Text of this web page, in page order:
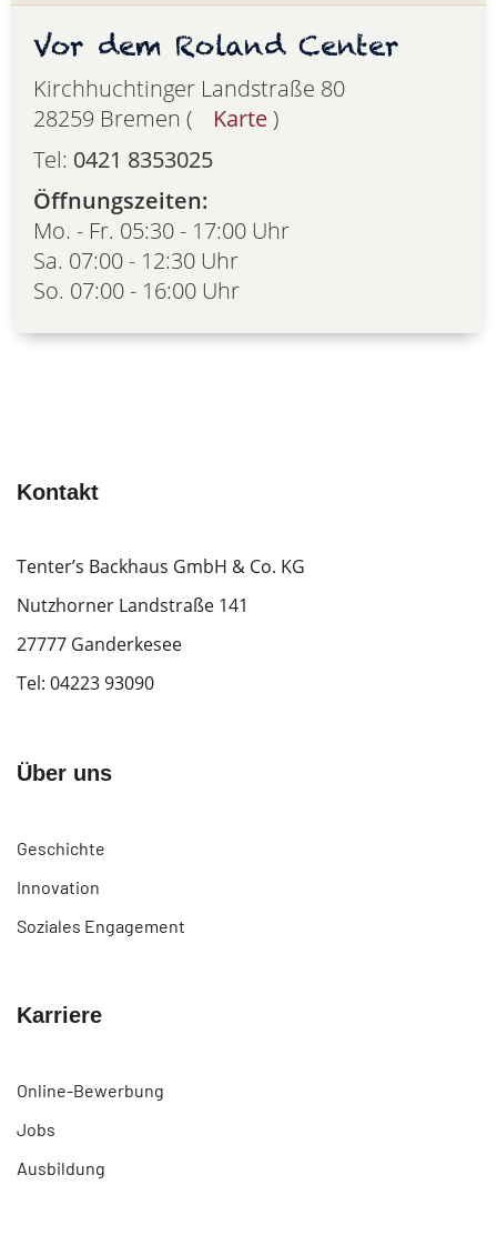
Vor dem Roland Center
Kirchhuchtinger Landstraße 80
28259 Bremen (
Karte )
Tel: 0421 8353025
Öffnungszeiten:
Mo. - Fr. 05:30 - 17:00 Uhr
Sa. 07:00 - 12:30 Uhr
So. 07:00 - 16:00 Uhr
Kontakt
Tenter’s Backhaus GmbH & Co. KG
Nutzhorner Landstraße 141
27777 Ganderkesee
Tel: 04223 93090
Über uns
Geschichte
Innovation
Soziales Engagement
Karriere
Online-Bewerbung
Jobs
Ausbildung